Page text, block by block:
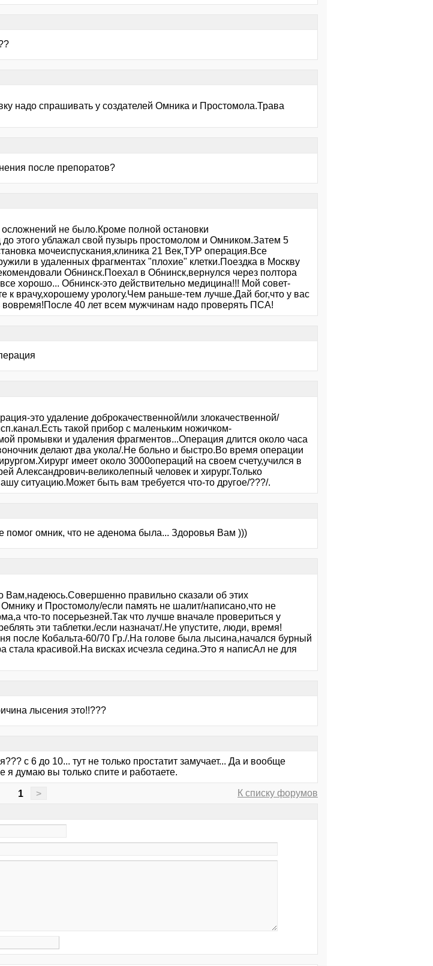
надо спрашивать у создателей Омника и Простомола.Трава
после препоратов?
не было.Кроме полной остановки
этого ублажал свой пузырь простомолом и Омником.Затем 5
мочеиспускания,клиника 21 Век,ТУР операция.Все
в удаленных фрагментах "плохие" клетки.Поездка в Москву
Обнинск.Поехал в Обнинск,вернулся через полтора
хорошо... Обнинск-это действительно медицина!!! Мой совет-
к врачу,хорошему урологу.Чем раньше-тем лучше.Дай бог,что у вас
вовремя!После 40 лет всем мужчинам надо проверять ПСА!
это удаление доброкачественной/или злокачественной/
такой прибор с маленьким ножичком-
промывки и удаления фрагментов...Операция длится около часа
делают два укола/.Не больно и быстро.Во время операции
имеет около 3000операций на своем счету,учился в
Александрович-великолепный человек и хирург.Только
ситуацию.Может быть вам требуется что-то другое/???/.
помог омник, что не аденома была... Здоровья Вам )))
Вам,надеюсь.Совершенно правильно сказали об этих
Омнику и Простомолу/если память не шалит/написано,что не
что-то посерьезней.Так что лучше вначале провериться у
эти таблетки./если назначат/.Не упустите, люди, время!
после Кобальта-60/70 Гр./.На голове была лысина,начался бурный
красивой.На висках исчезла седина.Это я написАл не для
лысения это!!???
с 6 до 10... тут не только простатит замучает... Да и вообще
я думаю вы только спите и работаете.
1 >
К списку форумов